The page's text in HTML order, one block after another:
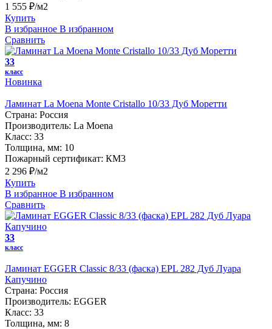
1 555 ₽/м2
Купить
В избранное В избранном
Сравнить
33
класс
Новинка
Ламинат La Moena Monte Cristallo 10/33 Дуб Моретти
Страна: Россия
Производитель: La Moena
Класс: 33
Толщина, мм: 10
Пожарный сертификат: КМ3
2 296 ₽/м2
Купить
В избранное В избранном
Сравнить
33
класс
Ламинат EGGER Classic 8/33 (фаска) EPL 282 Дуб Луара
Капучино
Страна: Россия
Производитель: EGGER
Класс: 33
Толщина, мм: 8